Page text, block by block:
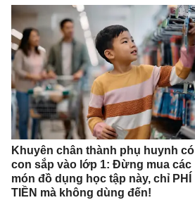
Khuyên chân thành phụ huynh có
con sắp vào lớp 1: Đừng mua các
món đồ dụng học tập này, chỉ PHÍ
TIỀN mà không dùng đến!